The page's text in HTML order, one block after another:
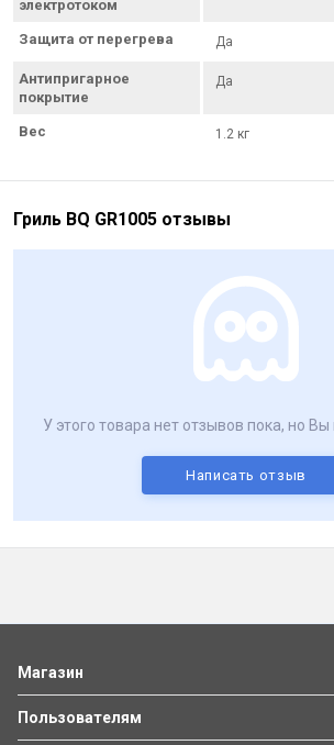
электротоком
Защита от перегрева Да
Антипригарное
покрытие
Да
Вес 1.2 кг
Гриль BQ GR1005 отзывы
У этого товара нет отзывов пока, но
Написать отзыв
Магазин
Пользователям